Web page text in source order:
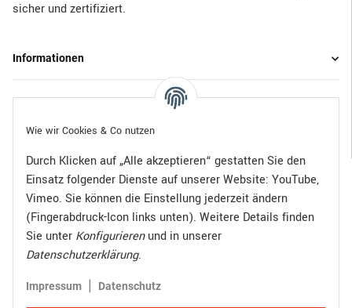
Wie wir Cookies & Co nutzen
Durch Klicken auf „Alle akzeptieren“ gestatten Sie den
Einsatz folgender Dienste auf unserer Website: YouTube,
Vimeo. Sie können die Einstellung jederzeit ändern
(Fingerabdruck-Icon links unten). Weitere Details finden
Sie unter Konfigurierenund in unserer
Datenschutzerklärung.
Impressum Datenschutz
sicher und zertifiziert.
Informationen
Gesetzliche Informationen
Bezahlen Sie bequem per:
Zugestellt durch: